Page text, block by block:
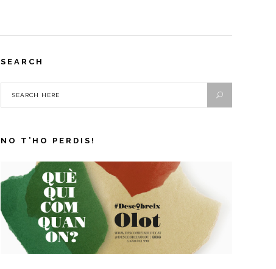
SEARCH
NO T’HO PERDIS!